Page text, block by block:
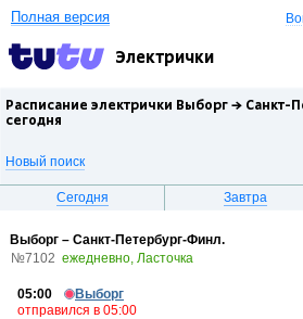
Полная версия
Электрички
Расписание электрички Выборг → Санкт-
сегодня
Новый поиск
Сегодня Завтра
Выборг – Санкт-Петербург-Финл.
№7102 ежедневно, Ласточка
05:00
Выборг
отправился в 05:00